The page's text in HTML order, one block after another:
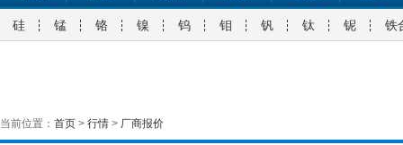
硅 锰 铬 镍 钨 钼 钒 钛 铌 铁
当前位置： 首页 > 行情 > 厂商报价